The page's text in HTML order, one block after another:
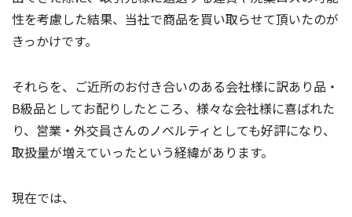
性を考慮した結果、当社で商品を買い取らせて頂いたのが
きっかけです。
それらを、ご近所のお付き合いのある会社様に訳あり品・
B級品としてお配りしたところ、様々な会社様に喜ばれた
り、営業・外交員さんのノベルティとしても好評になり、
取扱量が増えていったという経緯があります。
現在では、